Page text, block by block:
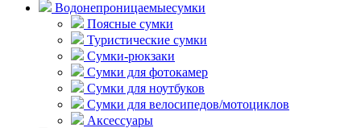
Водонепроницаемыесумки
Поясные сумки
Туристические сумки
Сумки-рюкзаки
Сумки для фотокамер
Сумки для ноутбуков
Сумки для велосипедов/мотоциклов
Аксессуары